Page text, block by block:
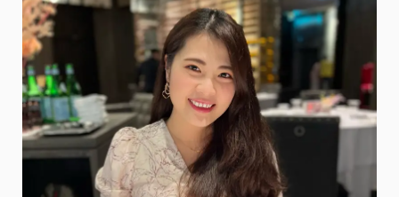
兒
吉
姆
老
爹
精
釀